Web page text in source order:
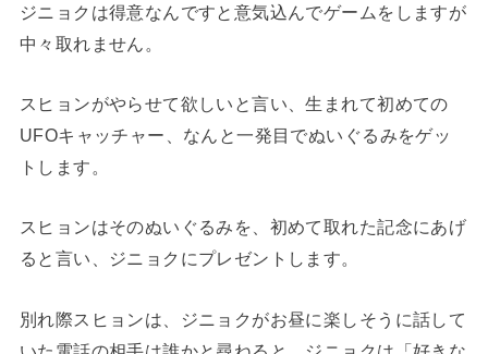
ジニョクは得意なんですと意気込んでゲームをしますが
中々取れません。
スヒョンがやらせて欲しいと言い、生まれて初めての
UFOキャッチャー、なんと一発目でぬいぐるみをゲッ
トします。
スヒョンはそのぬいぐるみを、初めて取れた記念にあげ
ると言い、ジニョクにプレゼントします。
別れ際スヒョンは、ジニョクがお昼に楽しそうに話して